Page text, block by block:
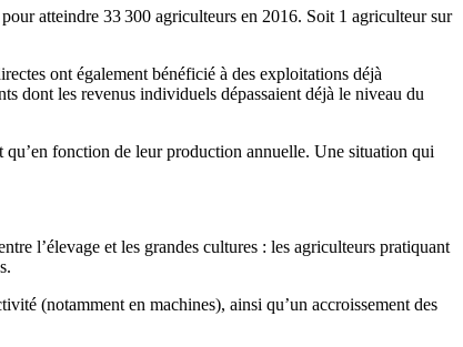
atteindre 33 300 agriculteurs en 2016. Soit 1 agriculteur sur
ont également bénéficié à des exploitations déjà
dont les revenus individuels dépassaient déjà le niveau du
fonction de leur production annuelle. Une situation qui
l’élevage et les grandes cultures : les agriculteurs pratiquant
(notamment en machines), ainsi qu’un accroissement des